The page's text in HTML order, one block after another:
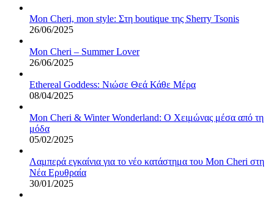
Mon Cheri, mon style: Στη boutique της Sherry Tsonis
26/06/2025
Mon Cheri – Summer Lover
26/06/2025
Ethereal Goddess: Νιώσε Θεά Κάθε Μέρα
08/04/2025
Mon Cheri & Winter Wonderland: Ο Χειμώνας μέσα από τη
μόδα
05/02/2025
Λαμπερά εγκαίνια για το νέο κατάστημα του Mon Cheri στη
Νέα Ερυθραία
30/01/2025